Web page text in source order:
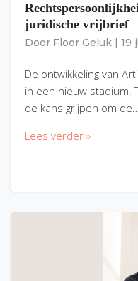
juridische vrijbrief
Door Floor Geluk 19
De ontwikkeling van
in een nieuw stadium.
de kans grijpen om de…
Lees verder »